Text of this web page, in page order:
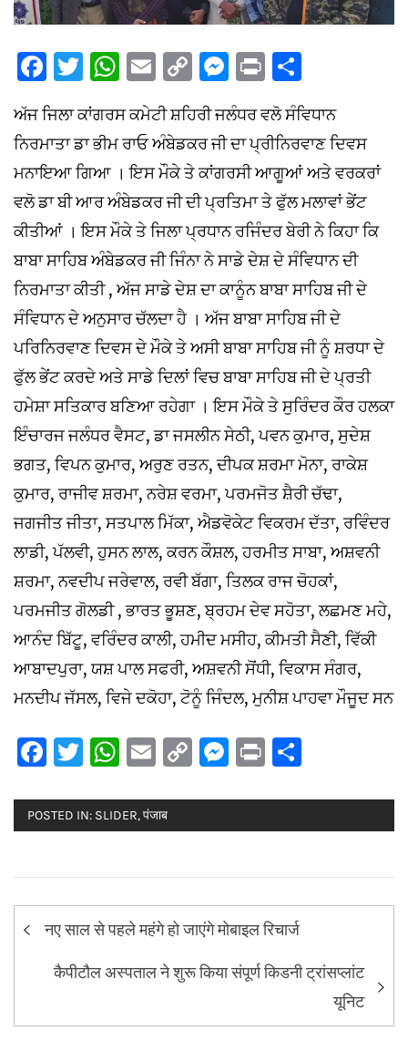
Facebook
Twitter
WhatsApp
Email
Copy
Link
Messenger
Print
ਅੱਜ ਜਿਲਾ ਕਾਂਗਰਸ ਕਮੇਟੀ ਸ਼ਹਿਰੀ ਜਲੰਧਰ ਵਲੋ ਸੰਵਿਧਾਨ
ਨਿਰਮਾਤਾ ਡਾ ਭੀਮ ਰਾਓ ਅੰਬੇਡਕਰ ਜੀ ਦਾ ਪ੍ਰੀਨਿਰਵਾਣ ਦਿਵਸ
ਮਨਾਇਆ ਗਿਆ । ਇਸ ਮੌਕੇ ਤੇ ਕਾਂਗਰਸੀ ਆਗੂਆਂ ਅਤੇ ਵਰਕਰਾਂ
ਵਲੋ ਡਾ ਬੀ ਆਰ ਅੰਬੇਡਕਰ ਜੀ ਦੀ ਪ੍ਰਤਿਮਾ ਤੇ ਫੁੱਲ ਮਲਾਵਾਂ ਭੇਂਟ
ਕੀਤੀਆਂ । ਇਸ ਮੌਕੇ ਤੇ ਜਿਲਾ ਪ੍ਰਧਾਨ ਰਜਿੰਦਰ ਬੇਰੀ ਨੇ ਕਿਹਾ ਕਿ
ਬਾਬਾ ਸਾਹਿਬ ਅੰਬੇਡਕਰ ਜੀ ਜਿੰਨਾ ਨੇ ਸਾਡੇ ਦੇਸ਼ ਦੇ ਸੰਵਿਧਾਨ ਦੀ
ਨਿਰਮਾਤਾ ਕੀਤੀ , ਅੱਜ ਸਾਡੇ ਦੇਸ਼ ਦਾ ਕਾਨੂੰਨ ਬਾਬਾ ਸਾਹਿਬ ਜੀ ਦੇ
ਸੰਵਿਧਾਨ ਦੇ ਅਨੁਸਾਰ ਚੱਲਦਾ ਹੈ । ਅੱਜ ਬਾਬਾ ਸਾਹਿਬ ਜੀ ਦੇ
ਪਰਿਨਿਰਵਾਣ ਦਿਵਸ ਦੇ ਮੌਕੇ ਤੇ ਅਸੀ ਬਾਬਾ ਸਾਹਿਬ ਜੀ ਨੂੰ ਸ਼ਰਧਾ ਦੇ
ਫੁੱਲ ਭੇਂਟ ਕਰਦੇ ਅਤੇ ਸਾਡੇ ਦਿਲਾਂ ਵਿਚ ਬਾਬਾ ਸਾਹਿਬ ਜੀ ਦੇ ਪ੍ਰਤੀ
ਹਮੇਸ਼ਾ ਸਤਿਕਾਰ ਬਣਿਆ ਰਹੇਗਾ । ਇਸ ਮੌਕੇ ਤੇ ਸੁਰਿੰਦਰ ਕੌਰ ਹਲਕਾ
ਇੰਚਾਰਜ ਜਲੰਧਰ ਵੈਸਟ, ਡਾ ਜਸਲੀਨ ਸੇਠੀ, ਪਵਨ ਕੁਮਾਰ, ਸੁਦੇਸ਼
ਭਗਤ, ਵਿਪਨ ਕੁਮਾਰ, ਅਰੁਣ ਰਤਨ, ਦੀਪਕ ਸ਼ਰਮਾ ਮੋਨਾ, ਰਾਕੇਸ਼
ਕੁਮਾਰ, ਰਾਜੀਵ ਸ਼ਰਮਾ, ਨਰੇਸ਼ ਵਰਮਾ, ਪਰਮਜੋਤ ਸ਼ੈਰੀ ਚੱਢਾ,
ਜਗਜੀਤ ਜੀਤਾ, ਸਤਪਾਲ ਮਿੱਕਾ, ਐਡਵੋਕੇਟ ਵਿਕਰਮ ਦੱਤਾ, ਰਵਿੰਦਰ
ਲਾਡੀ, ਪੱਲਵੀ, ਹੁਸਨ ਲਾਲ, ਕਰਨ ਕੌਸ਼ਲ, ਹਰਮੀਤ ਸਾਬਾ, ਅਸ਼ਵਨੀ
ਸ਼ਰਮਾ, ਨਵਦੀਪ ਜਰੇਵਾਲ, ਰਵੀ ਬੱਗਾ, ਤਿਲਕ ਰਾਜ ਚੋਹਕਾਂ,
ਪਰਮਜੀਤ ਗੋਲਡੀ , ਭਾਰਤ ਭੂਸ਼ਣ, ਬ੍ਰਹਮ ਦੇਵ ਸਹੋਤਾ, ਲਛਮਣ ਮਹੇ,
ਆਨੰਦ ਬਿੱਟੂ, ਵਰਿੰਦਰ ਕਾਲੀ, ਹਮੀਦ ਮਸੀਹ, ਕੀਮਤੀ ਸੈਣੀ, ਵਿੱਕੀ
ਆਬਾਦਪੁਰਾ, ਯਸ਼ ਪਾਲ ਸਫਰੀ, ਅਸ਼ਵਨੀ ਸੋਂਧੀ, ਵਿਕਾਸ ਸੰਗਰ,
ਮਨਦੀਪ ਜੱਸਲ, ਵਿਜੇ ਦਕੋਹਾ, ਟੋਨੂੰ ਜਿੰਦਲ, ਮੁਨੀਸ਼ ਪਾਹਵਾ ਮੌਜੂਦ ਸਨ
Facebook
Twitter
WhatsApp
Email
CopyMessenger
Print
POSTED IN: SLIDER,पंजाब
Post
navigation
नए साल से पहले महंगे हो जाएंगे मोबाइल रिचार्ज
कैपीटौल अस्पताल ने शुरू किया संपूर्ण किडनी ट्रांसप्लांट
यूनिट